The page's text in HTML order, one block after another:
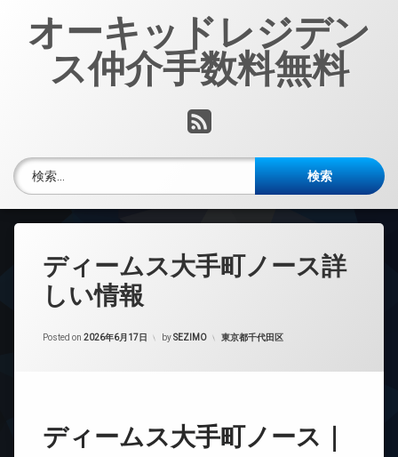
オーキッドレジデン
ス仲介手数料無料
RSS
検索:
ディームス大手町ノース詳
しい情報
Posted on 2026年6月17日 bySEZIMO カテゴリー:
東京都千代田区
ディームス大手町ノース｜